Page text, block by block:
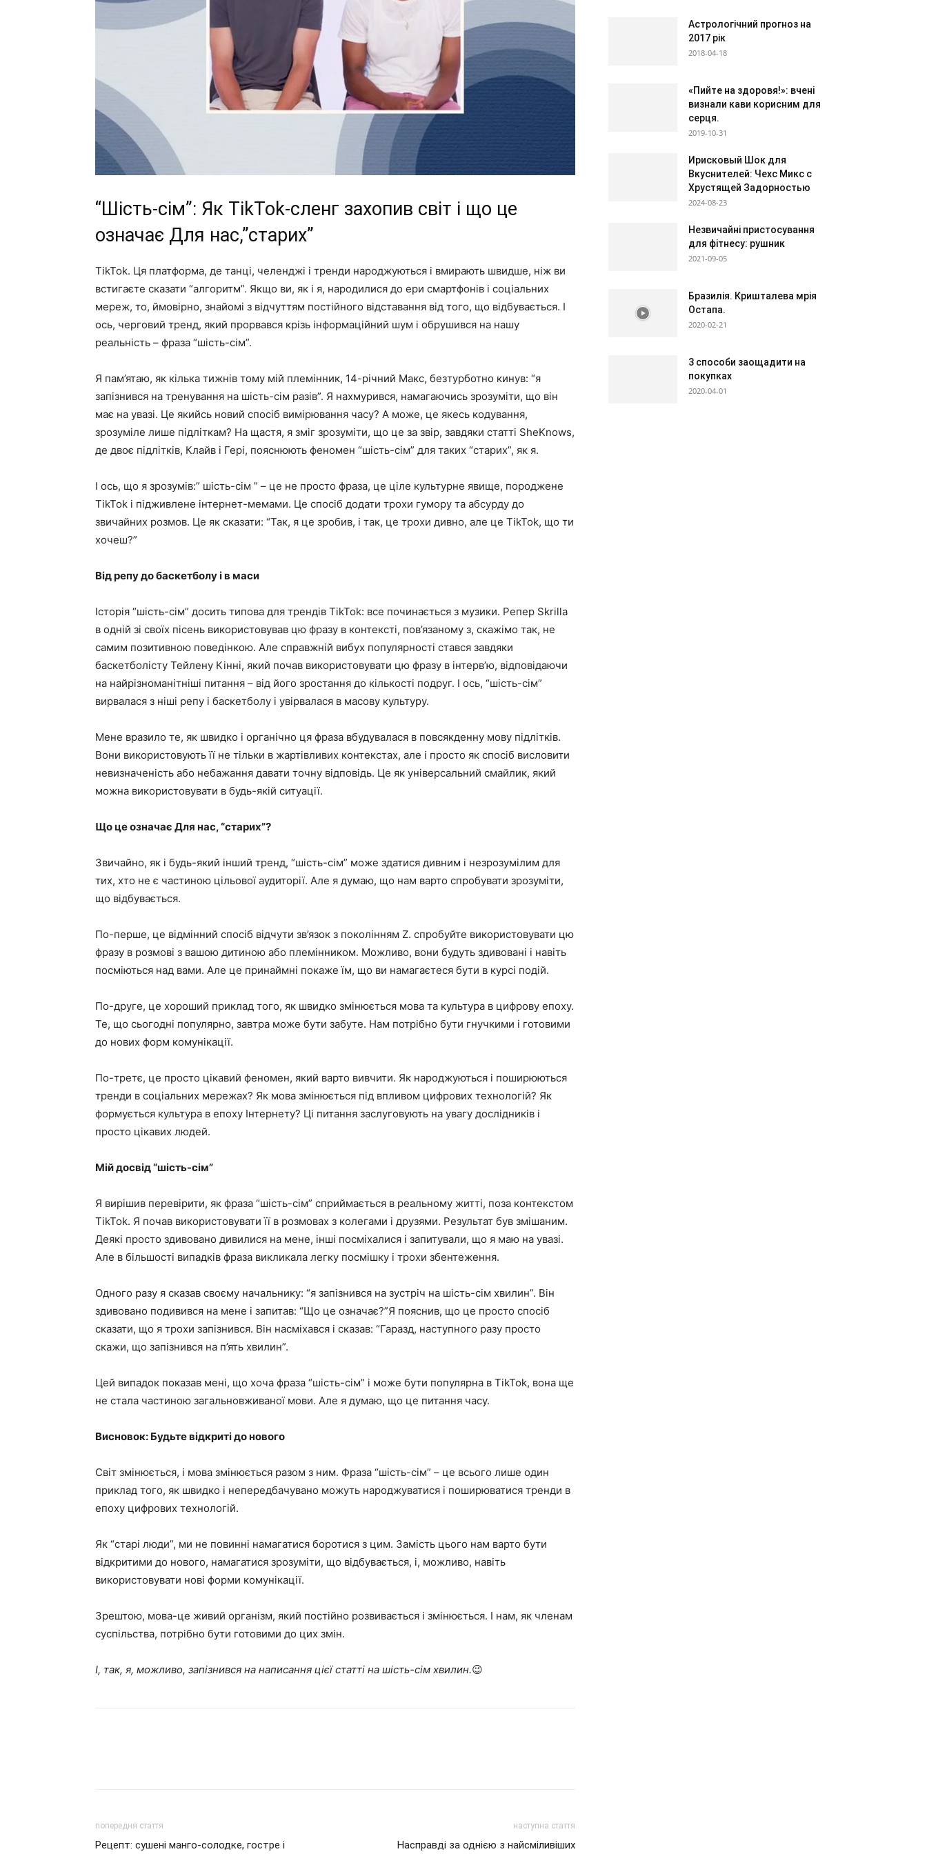
“Шість-сім”: Як TikTok-сленг захопив світ і що це
означає Для нас,”старих”
TikTok. Ця платформа, де танці, челенджі і тренди народжуються і вмирають швидше, ніж ви
встигаєте сказати “алгоритм”. Якщо ви, як і я, народилися до ери смартфонів і соціальних
мереж, то, ймовірно, знайомі з відчуттям постійного відставання від того, що відбувається. І
ось, черговий тренд, який прорвався крізь інформаційний шум і обрушився на нашу
реальність – фраза “шість-сім”.
Я пам’ятаю, як кілька тижнів тому мій племінник, 14-річний Макс, безтурботно кинув: “я
запізнився на тренування на шість-сім разів”. Я нахмурився, намагаючись зрозуміти, що він
має на увазі. Це якийсь новий спосіб вимірювання часу? А може, це якесь кодування,
зрозуміле лише підліткам? На щастя, я зміг зрозуміти, що це за звір, завдяки статті SheKnows,
де двоє підлітків, Клайв і Гері, пояснюють феномен “шість-сім” для таких “старих”, як я.
І ось, що я зрозумів:” шість-сім ” – це не просто фраза, це ціле культурне явище, породжене
TikTok і підживлене інтернет-мемами. Це спосіб додати трохи гумору та абсурду до
звичайних розмов. Це як сказати: “Так, я це зробив, і так, це трохи дивно, але це TikTok, що ти
хочеш?”
Від репу до баскетболу і в маси
Історія “шість-сім” досить типова для трендів TikTok: все починається з музики. Репер Skrilla
в одній зі своїх пісень використовував цю фразу в контексті, пов’язаному з, скажімо так, не
самим позитивною поведінкою. Але справжній вибух популярності стався завдяки
баскетболісту Тейлену Кінні, який почав використовувати цю фразу в інтерв’ю, відповідаючи
на найрізноманітніші питання – від його зростання до кількості подруг. І ось, “шість-сім”
вирвалася з ніші репу і баскетболу і увірвалася в масову культуру.
Мене вразило те, як швидко і органічно ця фраза вбудувалася в повсякденну мову підлітків.
Вони використовують її не тільки в жартівливих контекстах, але і просто як спосіб висловити
невизначеність або небажання давати точну відповідь. Це як універсальний смайлик, який
можна використовувати в будь-якій ситуації.
Що це означає Для нас, “старих”?
Звичайно, як і будь-який інший тренд, “шість-сім” може здатися дивним і незрозумілим для
тих, хто не є частиною цільової аудиторії. Але я думаю, що нам варто спробувати зрозуміти,
що відбувається.
По-перше, це відмінний спосіб відчути зв’язок з поколінням Z. спробуйте використовувати цю
фразу в розмові з вашою дитиною або племінником. Можливо, вони будуть здивовані і навіть
посміються над вами. Але це принаймні покаже їм, що ви намагаєтеся бути в курсі подій.
По-друге, це хороший приклад того, як швидко змінюється мова та культура в цифрову епоху.
Те, що сьогодні популярно, завтра може бути забуте. Нам потрібно бути гнучкими і готовими
до нових форм комунікації.
По-третє, це просто цікавий феномен, який варто вивчити. Як народжуються і поширюються
тренди в соціальних мережах? Як мова змінюється під впливом цифрових технологій? Як
формується культура в епоху Інтернету? Ці питання заслуговують на увагу дослідників і
просто цікавих людей.
Мій досвід “шість-сім”
Я вирішив перевірити, як фраза “шість-сім” сприймається в реальному житті, поза контекстом
TikTok. Я почав використовувати її в розмовах з колегами і друзями. Результат був змішаним.
Деякі просто здивовано дивилися на мене, інші посміхалися і запитували, що я маю на увазі.
Але в більшості випадків фраза викликала легку посмішку і трохи збентеження.
Одного разу я сказав своєму начальнику: “я запізнився на зустріч на шість-сім хвилин”. Він
здивовано подивився на мене і запитав: “Що це означає?”Я пояснив, що це просто спосіб
сказати, що я трохи запізнився. Він насміхався і сказав: “Гаразд, наступного разу просто
скажи, що запізнився на п’ять хвилин”.
Цей випадок показав мені, що хоча фраза “шість-сім” і може бути популярна в TikTok, вона ще
не стала частиною загальновживаної мови. Але я думаю, що це питання часу.
Висновок: Будьте відкриті до нового
Світ змінюється, і мова змінюється разом з ним. Фраза “шість-сім” – це всього лише один
приклад того, як швидко і непередбачувано можуть народжуватися і поширюватися тренди в
епоху цифрових технологій.
Як “старі люди”, ми не повинні намагатися боротися з цим. Замість цього нам варто бути
відкритими до нового, намагатися зрозуміти, що відбувається, і, можливо, навіть
використовувати нові форми комунікації.
Зрештою, мова-це живий організм, який постійно розвивається і змінюється. І нам, як членам
суспільства, потрібно бути готовими до цих змін.
І, так, я, можливо, запізнився на написання цієї статті на шість-сім хвилин.😉
попередня стаття
Рецепт: сушені манго-солодке, гостре і
наступна стаття
Насправді за однією з найсміливіших
Астрологічний прогноз на
2017 рік
2018-04-18
«Пийте на здоровя!»: вчені
визнали кави корисним для
серця.
2019-10-31
Ирисковый Шок для
Вкуснителей: Чехс Микс с
Хрустящей Задорностью
2024-08-23
Незвичайні пристосування
для фітнесу: рушник
2021-09-05
Бразилія. Кришталева мрія
Остапа.
2020-02-21
3 способи заощадити на
покупках
2020-04-01